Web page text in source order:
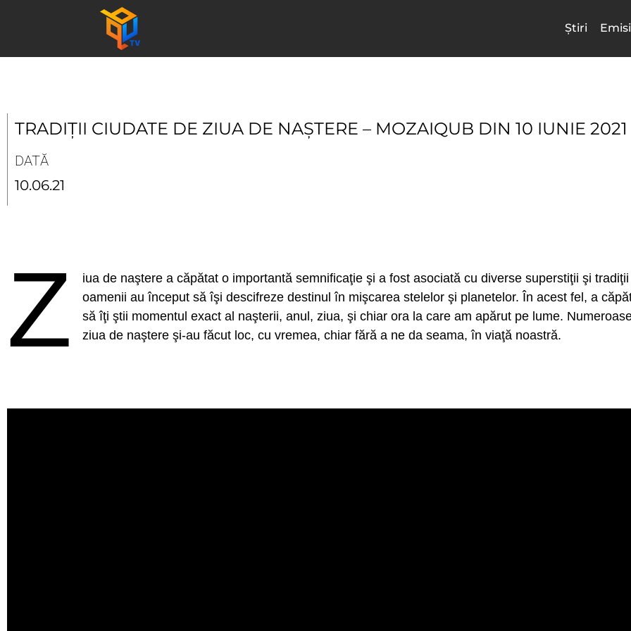
Știri
TRADIȚII CIUDATE DE ZIUA DE NAȘTERE – MOZAIQUB DIN 10 IUNIE 2021
DATĂ
10.06.21
Z
iua de naştere a căpătat o importantă semnificaţie şi a fost asociată cu diverse superstiţii şi
oamenii au început să îşi descifreze destinul în mişcarea stelelor şi planetelor. În acest fel, a
să îţi ştii momentul exact al naşterii, anul, ziua, şi chiar ora la care am apărut pe lume.
ziua de naştere şi-au făcut loc, cu vremea, chiar fără a ne da seama, în viaţă noastră.